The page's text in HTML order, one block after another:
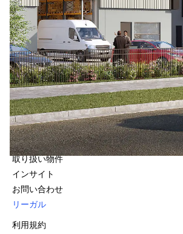
お問い合わせ
Level 16, 25 Bligh Street
Sydney, NSW 2000
1800 966 021
クイック・リンク
会社情報
ファンド
取り扱い物件
インサイト
お問い合わせ
リーガル
利用規約